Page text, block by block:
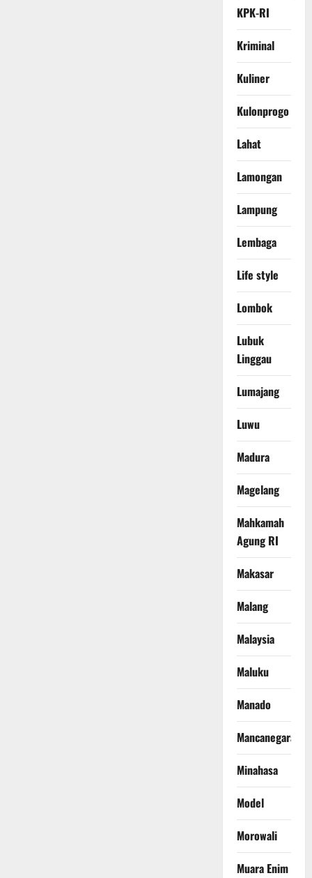
KPK-RI
Kriminal
Kuliner
Kulonprogo
Lahat
Lamongan
Lampung
Lembaga
Life style
Lombok
Lubuk
Linggau
Lumajang
Luwu
Madura
Magelang
Mahkamah
Agung RI
Makasar
Malang
Malaysia
Maluku
Manado
Mancanegara
Minahasa
Model
Morowali
Muara Enim